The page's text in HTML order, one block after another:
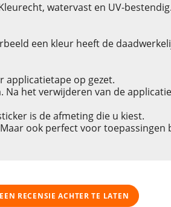
watervast en UV-
een kleur heeft de
applicatietape op gezet.
het verwijderen van de
is de afmeting die u kiest.
ook perfect voor toepassingen
​​RECENSIE ACHTER TE LATEN